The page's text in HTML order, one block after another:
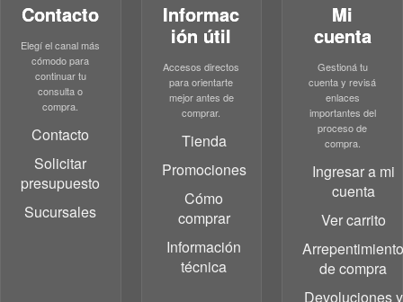
Contacto
Elegí el canal más
cómodo para
continuar tu
consulta o
compra.
Contacto
Solicitar
presupuesto
Sucursales
Informac
ión útil
Accesos directos
para orientarte
mejor antes de
comprar.
Tienda
Promociones
Cómo
comprar
Información
técnica
Mi
cuenta
Gestioná tu
cuenta y revisá
enlaces
importantes del
proceso de
compra.
Ingresar a mi
cuenta
Ver carrito
de compra
Devoluciones y